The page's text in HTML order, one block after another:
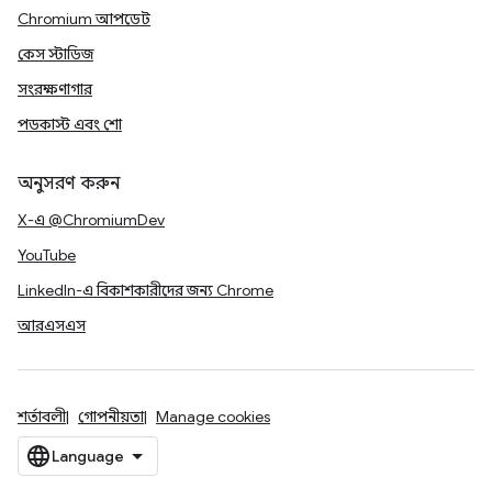
Chromium আপডেট
কেস স্টাডিজ
সংরক্ষণাগার
পডকাস্ট এবং শো
অনুসরণ করুন
X-এ @ChromiumDev
YouTube
LinkedIn-এ বিকাশকারীদের জন্য Chrome
আরএসএস
শর্তাবলী গোপনীয়তা Manage cookies